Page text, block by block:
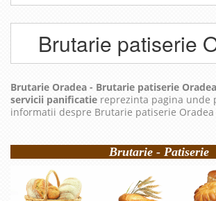
Brutarie patiserie
Brutarie Oradea - Brutarie patiserie
servicii panificatie reprezinta pagina unde
informatii despre Brutarie patiserie Oradea
Brutarie - Patiserie